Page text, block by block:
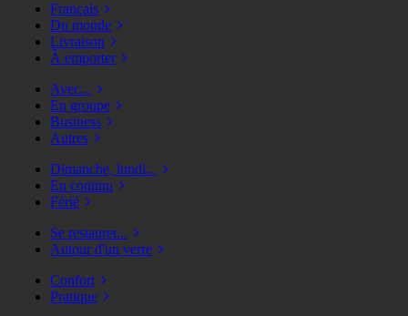
Français
Du monde
Livraison
À emporter
Avec...
En groupe
Business
Autres
Dimanche, lundi...
En continu
Férié
Se restaurer...
Autour d'un verre
Confort
Pratique